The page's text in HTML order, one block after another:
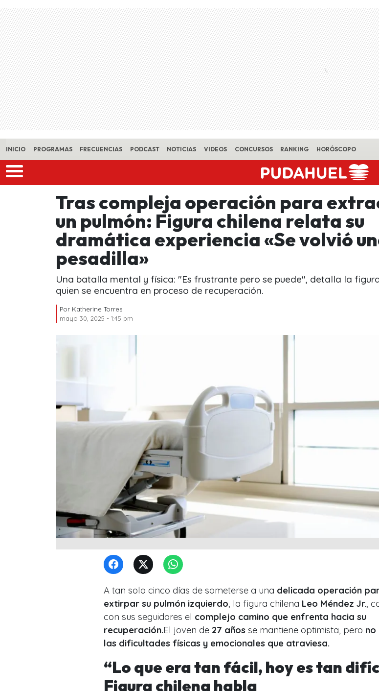
Skip to main content
INICIO PROGRAMAS FRECUENCIAS PODCAST NOTICIAS VIDEOS CONCURSOS RANKING HORÓSCOPO
Tras compleja operación para
un pulmón: Figura chilena relata su
dramática experiencia «Se volvió
pesadilla»
Una batalla mental y física: "Es frustrante pero se puede", detalla la
quien se encuentra en proceso de recuperación.
Por Katherine Torres
mayo 30, 2025 - 1:45 pm
A tan solo cinco días de someterse a una delicada operación
extirpar su pulmón izquierdo , la figura chilena Leo Méndez Jr. ,
con sus seguidores el complejo camino que enfrenta hacia su
recuperación.El joven de 27 años se mantiene optimista, pero no
las dificultades físicas y emocionales que atraviesa.
“Lo que era tan fácil, hoy es tan
Figura chilena habla